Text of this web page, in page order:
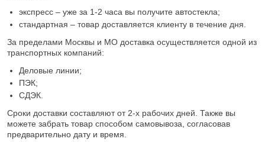
экспресс – уже за 1-2 часа вы получите автостекла;
стандартная – товар доставляется клиенту в течение дня.
За пределами Москвы и МО доставка осуществляется одной из
транспортных компаний:
Деловые линии;
ПЭК;
СДЭК.
Сроки доставки составляют от 2-х рабочих дней. Также вы
можете забрать товар способом самовывоза, согласовав
предварительно дату и время.